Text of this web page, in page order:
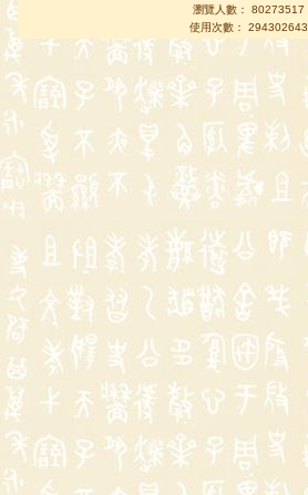
瀏覽人數： 80273517
使用次數： 294302643